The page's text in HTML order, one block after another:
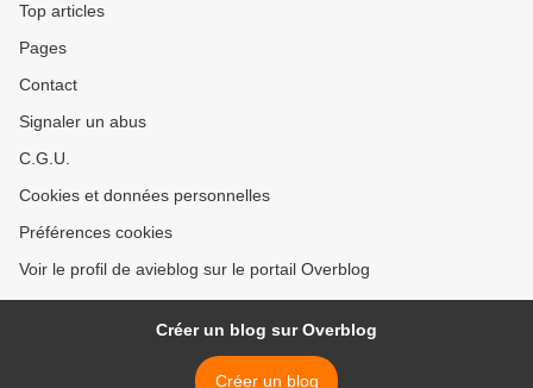
Top articles
Pages
Contact
Signaler un abus
C.G.U.
Cookies et données personnelles
Préférences cookies
Voir le profil de avieblog sur le portail Overblog
Créer un blog sur Overblog
Créer un blog